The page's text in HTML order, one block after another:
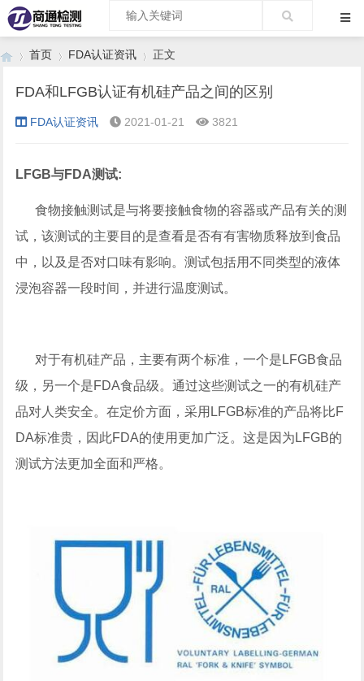
›
首页
›
FDA认证资讯
›
正文
FDA和LFGB认证有机硅产品之间的区别
FDA认证资讯 2021-01-21 3821
LFGB与FDA测试:
食物接触测试是与将要接触食物的容器或产品有关的测
试，该测试的主要目的是查看是否有有害物质释放到食品
中，以及是否对口味有影响。测试包括用不同类型的液体
浸泡容器一段时间，并进行温度测试。
对于有机硅产品，主要有两个标准，一个是LFGB食品
级，另一个是FDA食品级。通过这些测试之一的有机硅产
品对人类安全。在定价方面，采用LFGB标准的产品将比F
DA标准贵，因此FDA的使用更加广泛。这是因为LFGB的
测试方法更加全面和严格。